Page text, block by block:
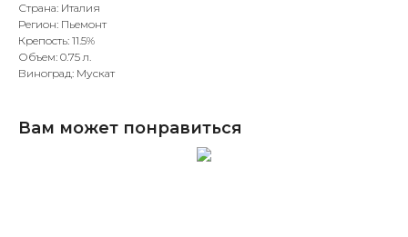
Страна: Италия
Регион: Пьемонт
Крепость: 11.5%
Объем: 0.75 л.
Виноград: Мускат
Вам может понравиться